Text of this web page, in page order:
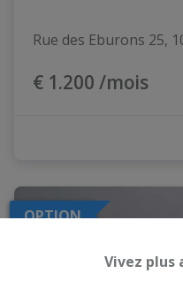
Vivez plus
Rue des Eburons 25,
€ 1.200 /mois
OPTION